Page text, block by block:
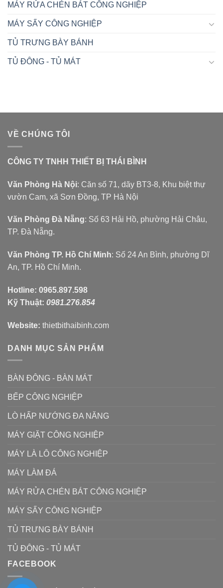
MÁY RỬA CHÉN BÁT CÔNG NGHIỆP
MÁY SẤY CÔNG NGHIỆP
TỦ TRƯNG BÀY BÁNH
TỦ ĐÔNG - TỦ MÁT
VỀ CHÚNG TÔI
CÔNG TY TNHH THIẾT BỊ THÁI BÌNH
Văn Phòng Hà Nội: Căn số 71, dãy BT3-8, Khu biệt thự
vườn Cam, xã Sơn Đồng, TP Hà Nội
Văn Phòng Đà Nẵng: Số 63 Hải Hồ, phường Hải Châu,
TP. Đà Nẵng.
Văn Phòng TP. Hồ Chí Minh: Số 24 An Bình, phường Dĩ
An, TP. Hồ Chí Minh.
Hotline: 0965.897.598
Kỹ Thuật: 0981.276.854
Website: thietbithaibinh.com
DANH MỤC SẢN PHẨM
BÀN ĐÔNG - BÀN MÁT
BẾP CÔNG NGHIỆP
LÒ HẤP NƯỚNG ĐA NĂNG
MÁY GIẶT CÔNG NGHIỆP
MÁY LÀ LÔ CÔNG NGHIỆP
MÁY LÀM ĐÁ
MÁY RỬA CHÉN BÁT CÔNG NGHIỆP
MÁY SẤY CÔNG NGHIỆP
TỦ TRƯNG BÀY BÁNH
TỦ ĐÔNG - TỦ MÁT
FACEBOOK